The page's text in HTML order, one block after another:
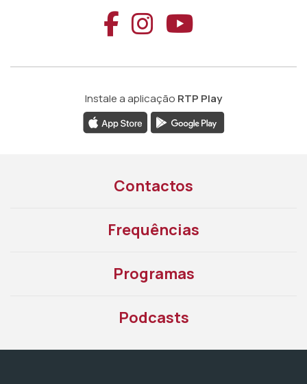
Aceder ao
Aceder ao
Aceder
Instale a aplicação RTP Play
Contactos
Frequências
Programas
Podcasts